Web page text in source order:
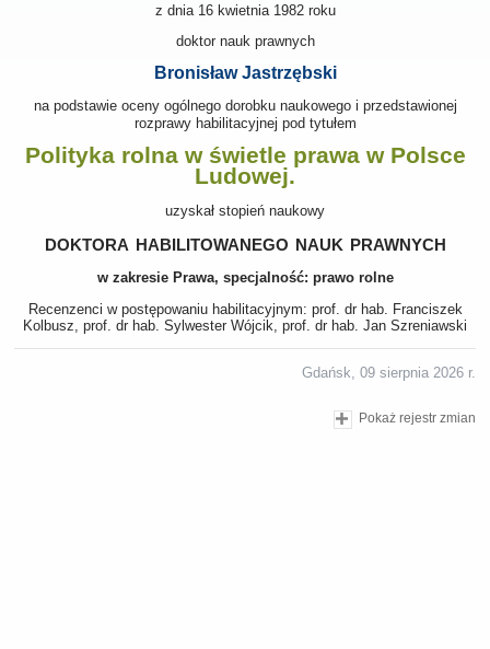
z dnia 16 kwietnia 1982roku
doktor nauk prawnych
Bronisław Jastrzębski
na podstawie oceny ogólnego dorobku naukowego i przedstawionej
rozprawy habilitacyjnej pod tytułem
Polityka rolna w świetle prawa w Polsce
Ludowej.
uzyskał stopień naukowy
doktora habilitowanego nauk prawnych
w zakresie Prawa, specjalność: prawo rolne
Recenzenci w postępowaniu habilitacyjnym: prof. dr hab. Franciszek
Kolbusz, prof. dr hab. Sylwester Wójcik, prof. dr hab. Jan Szreniawski
Gdańsk, 09 sierpnia 2026 r.
Pokaż rejestr zmian